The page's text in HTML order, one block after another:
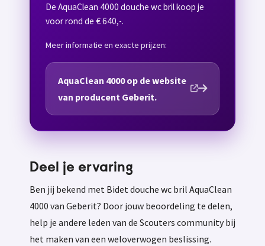
De AquaClean 4000 douche wc bril koop je
voor rond de € 640,-.
Meer informatie en exacte prijzen:
AquaClean 4000 op de website
van producent Geberit.
Deel je ervaring
Ben jij bekend met Bidet douche wc bril AquaClean
4000 van Geberit? Door jouw beoordeling te delen,
help je andere leden van de Scouters community bij
het maken van een weloverwogen beslissing.